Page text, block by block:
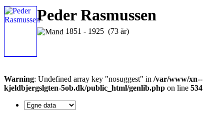
Peder Rasmussen
1851 - 1925 (73 år)
Warning: Undefined array key "nosuggest" in /var/www/xn--
kjeldbjergslgten-5ob.dk/public_html/genlib.php on line 534